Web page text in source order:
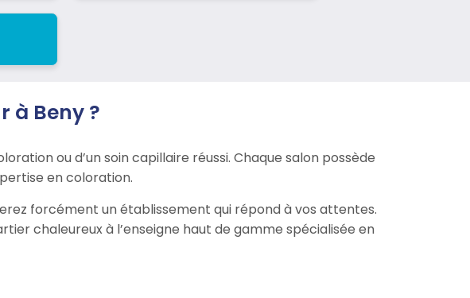
à Beny ?
ou d’un soin capillaire réussi. Chaque salon possède
en coloration.
forcément un établissement qui répond à vos attentes.
chaleureux à l’enseigne haut de gamme spécialisée en